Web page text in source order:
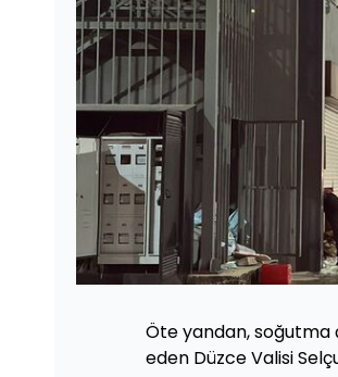
Öte yandan, soğutma
eden Düzce Valisi